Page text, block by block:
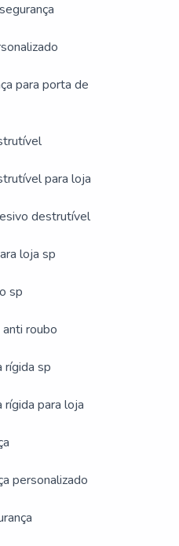
para porta de
para loja
destrutível
loja sp
sp
roubo
rígida sp
para loja
personalizado